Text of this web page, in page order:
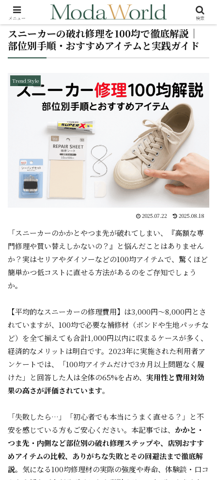
スニーカーの破れ修理を100均で徹底解説｜
部位別手順・おすすめアイテムと実践ガイド
Trend Style
2025.07.22 2025.08.18
「スニーカーのかかとやつま先が破れてしまい、『高額な専
門修理や買い替えしかないの？』と悩んだことはありません
か？実はセリアやダイソーなどの100均アイテムで、驚くほど
簡単かつ低コストに直せる方法があるのをご存知でしょう
か。
【平均的なスニーカーの修理費用】は3,000円～8,000円とさ
れていますが、100均で必要な補修材（ボンドや生地パッチな
ど）を全て揃えても合計1,000円以内に収まるケースが多く、
経済的なメリットは明白です。2023年に実施された利用者ア
ンケートでは、「100均アイテムだけで3カ月以上問題なく履
けた」と回答した人は全体の65%を占め、 実用性と費用対効
果の高さが評価されています。
「失敗したら…」「初心者でも本当にうまく直せる？」と不
安を感じている方もご安心ください。本記事では、 かかと・
つま先・内側など部位別の破れ修理ステップや、店別おすす
めアイテムの比較、ありがちな失敗とその回避法まで徹底解
説。気になる100均修理材の実際の強度や寿命、体験談・口コ
メニュー 検索